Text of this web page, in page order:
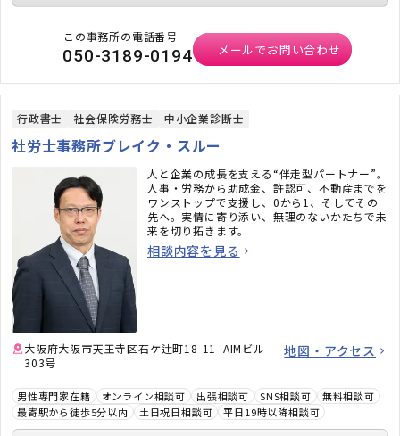
この事務所の電話番号
050-3189-0194 メールでお問い合わせ
行政書士 社会保険労務士 中小企業診断士
社労士事務所ブレイク・スルー
人と企業の成長を支える“伴走型パートナー”。
人事・労務から助成金、許認可、不動産までを
ワンストップで支援し、0から1、そしてその
先へ。実情に寄り添い、無理のないかたちで未
来を切り拓きます。
相談内容を見る
大阪府大阪市天王寺区石ケ辻町18-11 AIMビル
303号
地図・アクセス
男性専門家在籍 オンライン相談可 出張相談可 SNS相談可
無料相談可
最寄駅から徒歩5分以内
土日祝日相談可 平日19時以降相談可